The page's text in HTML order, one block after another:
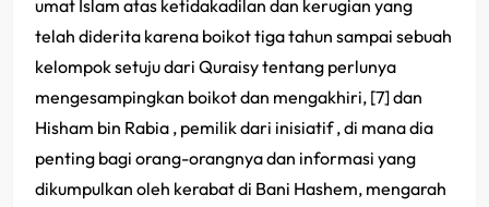
umat Islam atas ketidakadilan dan kerugian yang
telah diderita karena boikot tiga tahun sampai sebuah
kelompok setuju dari Quraisy tentang perlunya
mengesampingkan boikot dan mengakhiri, [7] dan
Hisham bin Rabia , pemilik dari inisiatif , di mana dia
penting bagi orang-orangnya dan informasi yang
dikumpulkan oleh kerabat di Bani Hashem, mengarah